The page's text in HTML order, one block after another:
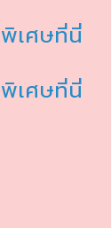
พิเศษที่นี่
พิเศษที่นี่